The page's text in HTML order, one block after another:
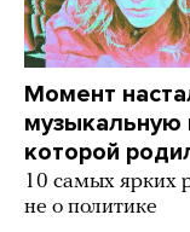
Момент
музыкальную
которой
10 самых ярких
не о политике